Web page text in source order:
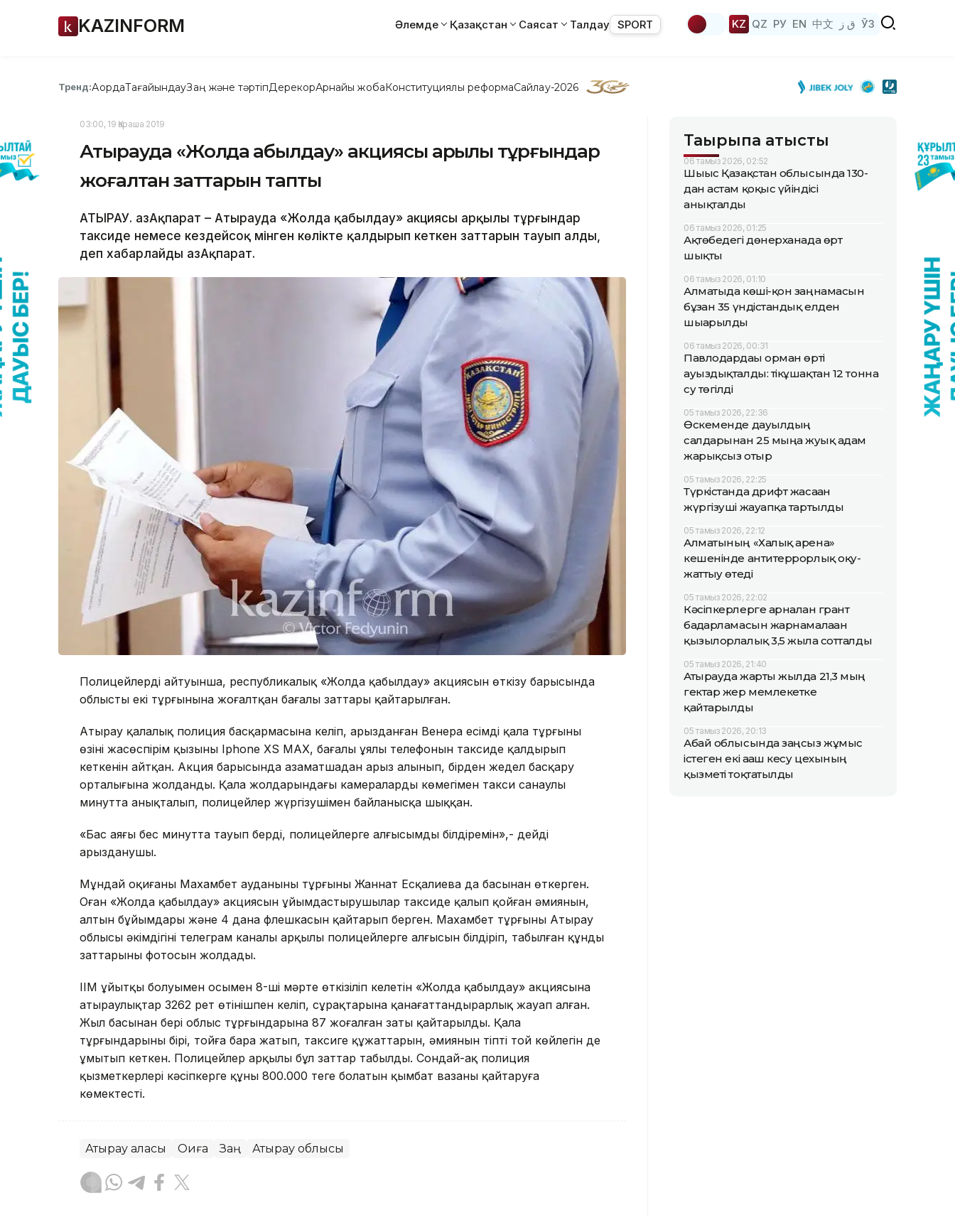
KAZINFORM Әлемде Қазақстан Саясат Талдау SPORT KZ QZ РУ EN 中文 ق ز ЎЗ
Тренд:АқордаТағайындауЗаң және тәртіпДерекқорАрнайы жобаКонституциялық реформаСайлау-2026
03:00, 19 Қараша 2019
Атырауда «Жолда қабылдау» акциясы арқылы тұрғындар
жоғалтқан заттарын тапты
АТЫРАУ. ҚазАқпарат – Атырауда «Жолда қабылдау» акциясы арқылы тұрғындар
таксиде немесе кездейсоқ мінген көлікте қалдырып кеткен заттарын тауып алды,
деп хабарлайды ҚазАқпарат.
Полицейлердің айтуынша, республикалық «Жолда қабылдау» акциясын өткізу барысында
облыстың екі тұрғынына жоғалтқан бағалы заттары қайтарылған.
Атырау қалалық полиция басқармасына келіп, арызданған Венера есімді қала тұрғыны
өзінің жасөспірім қызының Iphone XS MAX, бағалы ұялы телефонын таксиде қалдырып
кеткенін айтқан. Акция барысында азаматшадан арыз алынып, бірден жедел басқару
орталығына жолданды. Қала жолдарындағы камералардың көмегімен такси санаулы
минутта анықталып, полицейлер жүргізушімен байланысқа шыққан.
«Бас аяғы бес минутта тауып берді, полицейлерге алғысымды білдіремін»,- дейді
арызданушы.
Мұндай оқиғаны Махамбет ауданының тұрғыны Жаннат Есқалиева да басынан өткерген.
Оған «Жолда қабылдау» акциясын ұйымдастырушылар таксиде қалып қойған әмиянын,
алтын бұйымдары және 4 дана флешкасын қайтарып берген. Махамбет тұрғыны Атырау
облысы әкімдігінің телеграм каналы арқылы полицейлерге алғысын білдіріп, табылған құнды
заттарының фотосын жолдады.
ІІМ ұйытқы болуымен осымен 8-ші мәрте өткізіліп келетін «Жолда қабылдау» акциясына
атыраулықтар 3262 рет өтінішпен келіп, сұрақтарына қанағаттандырарлық жауап алған.
Жыл басынан бері облыс тұрғындарына 87 жоғалған заты қайтарылды. Қала
тұрғындарының бірі, тойға бара жатып, таксиге құжаттарын, әмиянын тіпті той көйлегін де
ұмытып кеткен. Полицейлер арқылы бұл заттар табылды. Сондай-ақ полиция
қызметкерлері кәсіпкерге құны 800.000 теңге болатын қымбат вазаны қайтаруға
көмектесті.
Атырау қаласы Оқиға Заң Атырау облысы
Тақырыпқа қатысты
06 тамыз 2026, 02:52
Шығыс Қазақстан облысында 130-
дан астам қоқыс үйіндісі
анықталды
06 тамыз 2026, 01:25
Ақтөбедегі дөнерханада өрт
шықты
06 тамыз 2026, 01:10
Алматыда көші-қон заңнамасын
бұзған 35 үндістандық елден
шығарылды
06 тамыз 2026, 00:31
Павлодардағы орман өрті
ауыздықталды: тікұшақтан 12 тонна
су төгілді
05 тамыз 2026, 22:36
Өскеменде дауылдың
салдарынан 25 мыңға жуық адам
жарықсыз отыр
05 тамыз 2026, 22:25
Түркістанда дрифт жасаған
жүргізуші жауапқа тартылды
05 тамыз 2026, 22:12
Алматының «Халық арена»
кешенінде антитеррорлық оқу-
жаттығу өтеді
05 тамыз 2026, 22:02
Кәсіпкерлерге арналған грант
бағдарламасын жарнамалаған
қызылорлалық 3,5 жылға сотталды
05 тамыз 2026, 21:40
Атырауда жарты жылда 21,3 мың
гектар жер мемлекетке
қайтарылды
05 тамыз 2026, 20:13
Абай облысында заңсыз жұмыс
істеген екі ағаш кесу цехының
қызметі тоқтатылды